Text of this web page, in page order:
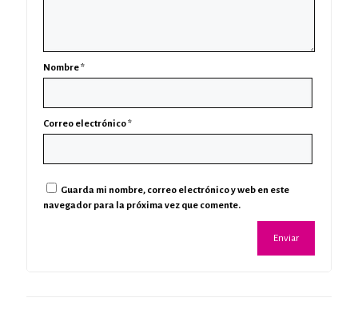
Nombre*
Correo electrónico*
Guarda mi nombre, correo electrónico y web en este
navegador para la próxima vez que comente.